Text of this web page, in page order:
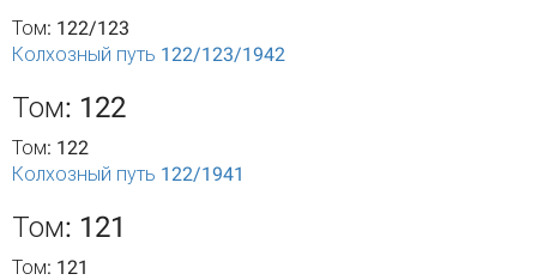
Том: 122/123
Колхозный путь 122/123/1942
Том: 122
Том: 122
Колхозный путь 122/1941
Том: 121
Том: 121